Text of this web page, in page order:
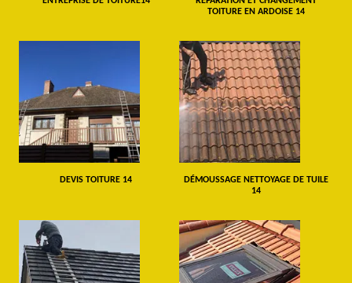
TOITURE EN ARDOISE 14
DEVIS TOITURE 14
DÉMOUSSAGE NETTOYAGE DE TUILE
14